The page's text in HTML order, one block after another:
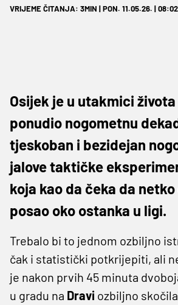
VRIJEME ČITANJA: 3MIN | PON. 11.05.26. | 08:02
Osijek je u utakmici
ponudio nogometnu
tjeskoban i bezidejan
jalove taktičke
koja kao da čeka da
posao oko ostanka u ligi.
Trebalo bi to jednom ozbiljno
čak i statistički potkrijepiti, ali
je nakon prvih 45 minuta
u gradu na Dravi ozbiljno